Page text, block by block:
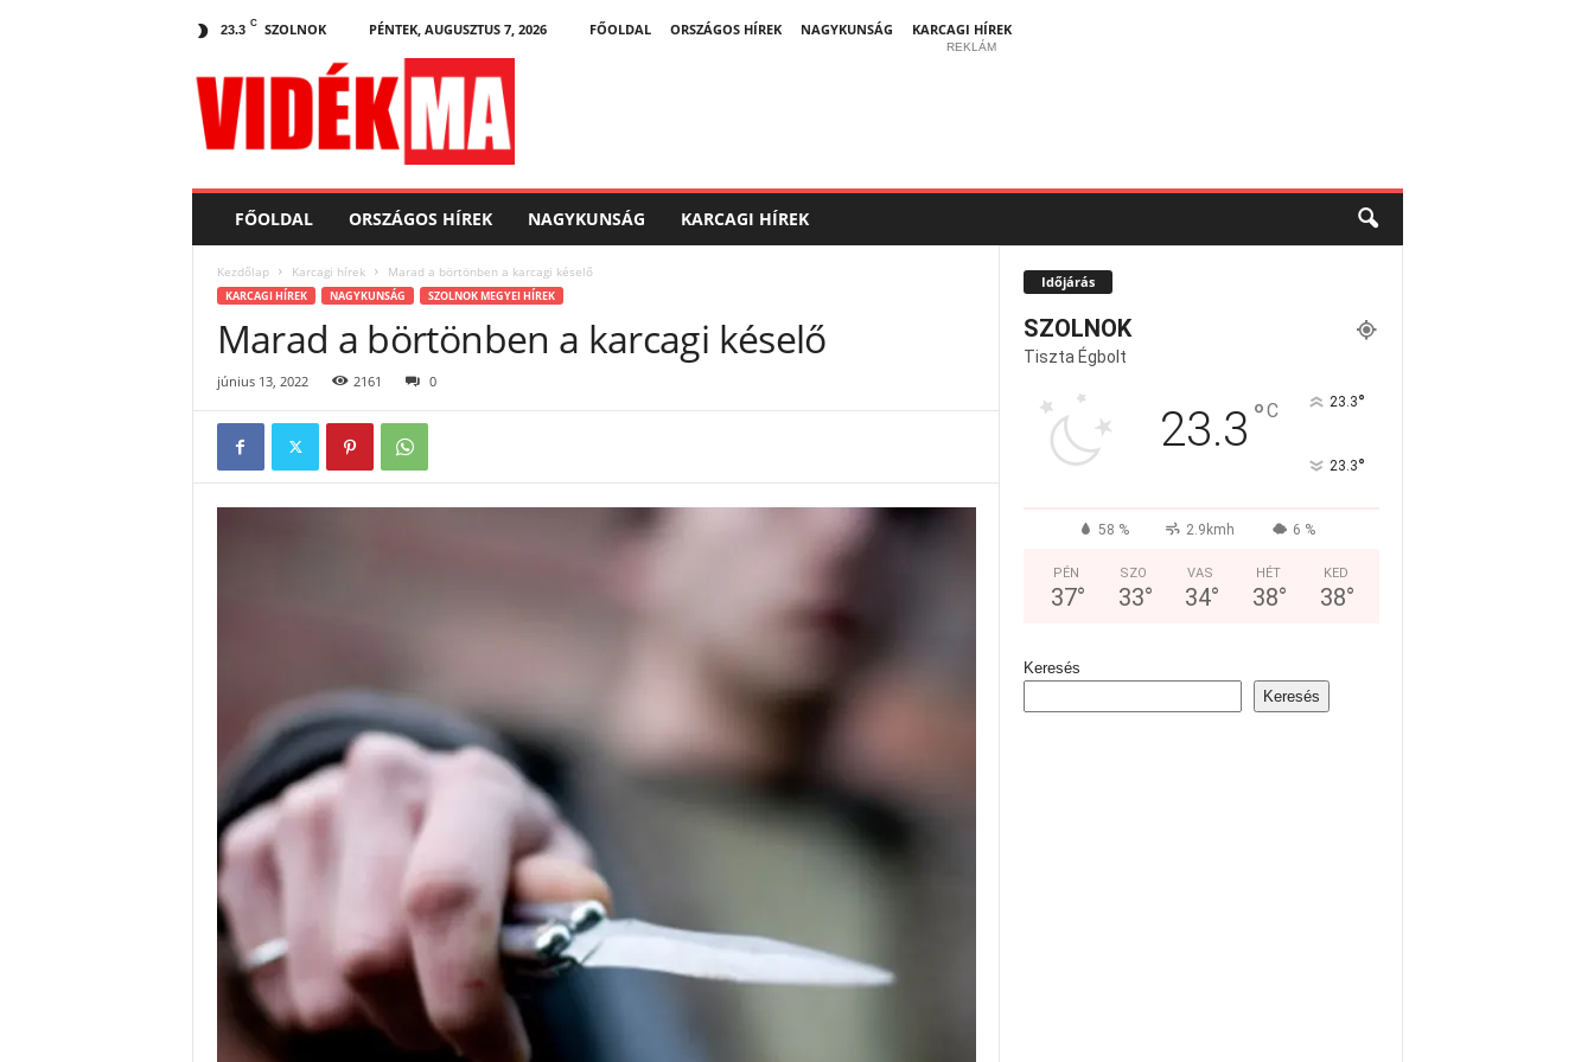
23.3 C SZOLNOK PÉNTEK, AUGUSZTUS 7, 2026 FŐOLDAL ORSZÁGOS HÍREK NAGYKUNSÁG
KARCAGI HÍREK
d
REKLÁM
FŐOLDAL ORSZÁGOS HÍREK NAGYKUNSÁG KARCAGI HÍREK
Kezdőlap Karcagi hírek Marad a börtönben a karcagi késelő
KARCAGI HÍREK NAGYKUNSÁG SZOLNOK MEGYEI HÍREK
Marad a börtönben a karcagi késelő
június 13, 2022 2161 0
Időjárás
SZOLNOK
Tiszta Égbolt
23.3 °C 23.3°
23.3°
58 % 2.9kmh 6 %
PÉN
37°
SZO
33°
VAS
34°
HÉT
38°
KED
38°
Keresés
Keresés